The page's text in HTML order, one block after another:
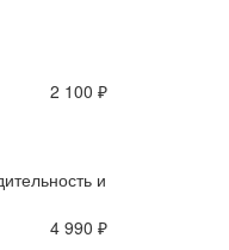
2 100 ₽
и
4 990 ₽